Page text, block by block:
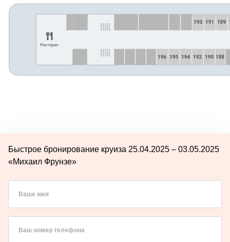
Быстрое бронирование круиза 25.04.2025 – 03.05.2025
«Михаил Фрунзе»
Ваше имя
Ваш номер телефона